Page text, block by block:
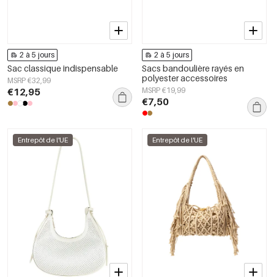
2 à 5 jours
Sac classique indispensable
MSRP €32,99
€12,95
2 à 5 jours
Sacs bandoulière rayés en
polyester accessoires
MSRP €19,99
€7,50
Entrepôt de l'UE Entrepôt de l'UE